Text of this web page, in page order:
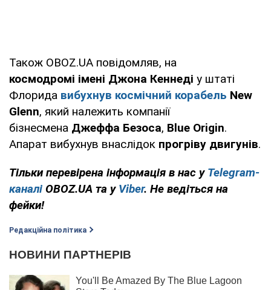
Також OBOZ.UA повідомляв, на
космодромі імені Джона Кеннеді у штаті
Флорида вибухнув космічний корабель New
Glenn, який належить компанії
бізнесмена Джеффа Безоса, Blue Origin.
Апарат вибухнув внаслідок прогріву двигунів.
Тільки перевірена інформація в нас у Telegram-
каналі OBOZ.UA та у Viber. Не ведіться на
фейки!
Редакційна політика